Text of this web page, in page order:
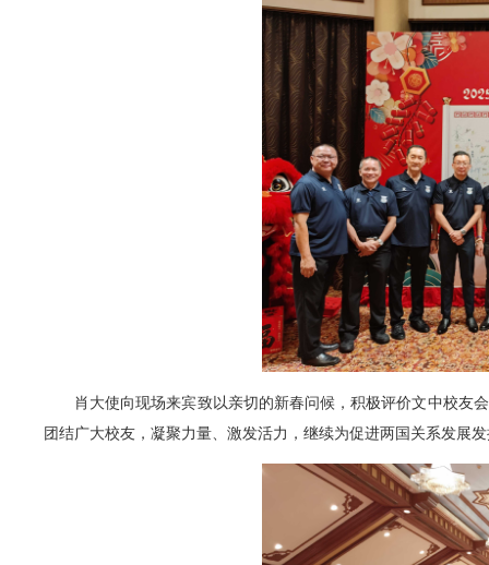
肖大使向现场来宾致以亲切的新春问候，积极评价文中校友
团结广大校友，凝聚力量、激发活力，继续为促进两国关系发展